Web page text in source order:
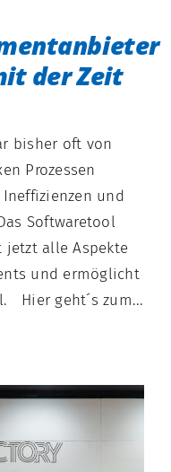
der Zeit
bisher oft von
Prozessen
und
Softwaretool
jetzt alle Aspekte
und ermöglicht
Hier geht´s zum...